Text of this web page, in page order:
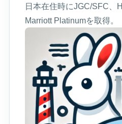
日本在住時にJGC/SFC、
Marriott Platinumを取得。